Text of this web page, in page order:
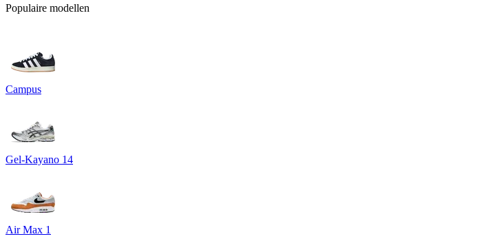
Populaire modellen
Campus
Gel-Kayano 14
Air Max 1